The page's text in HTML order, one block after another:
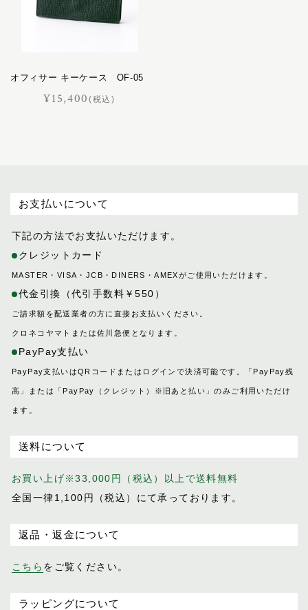
オフィサー キーケース OF-05
¥15,400(税込)
LIFE IN A NORTHERN LAND
お支払いについて
下記の方法でお支払いただけます。
クレジットカード
MASTER・VISA・JCB・DINERS・AMEXがご使用いただけます。
代金引換（代引手数料￥550）
ご請求額を配送業者の方に直接お支払いください。
クロネコヤマトまたは佐川急便となります。
PayPay支払い
PayPay支払いはQRコードまたはログインで決済可能です。「PayPay残
高」または「PayPay（クレジット）※旧あと払い」のみご利用いただけ
ます。
送料について
お買い上げ※33,000円（税込）以上で送料無料
全国一律1,100円（税込）にて承っております。
返品・返金について
こちら をご覧ください。
ラッピングについて